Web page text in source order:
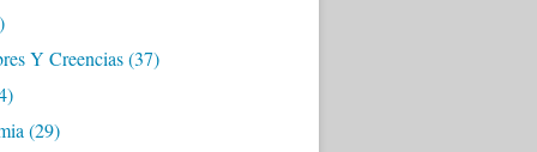
Y Creencias(37)
(29)